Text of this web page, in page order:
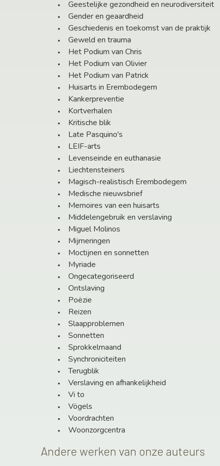
Geestelijke gezondheid en neurodiversiteit
Gender en geaardheid
Geschiedenis en toekomst van de praktijk
Geweld en trauma
Het Podium van Chris
Het Podium van Olivier
Het Podium van Patrick
Huisarts in Erembodegem
Kankerpreventie
Kortverhalen
Kritische blik
Late Pasquino's
LEIF-arts
Levenseinde en euthanasie
Liechtensteiners
Magisch-realistisch Erembodegem
Medische nieuwsbrief
Memoires van een huisarts
Middelengebruik en verslaving
Miguel Molinos
Mijmeringen
Moctijnen en sonnetten
Myriade
Ongecategoriseerd
Ontslaving
Poëzie
Reizen
Slaapproblemen
Sonnetten
Sprokkelmaand
Synchroniciteiten
Terugblik
Verslaving en afhankelijkheid
Vi to
Vögels
Voordrachten
Woonzorgcentra
Andere werken van onze auteurs